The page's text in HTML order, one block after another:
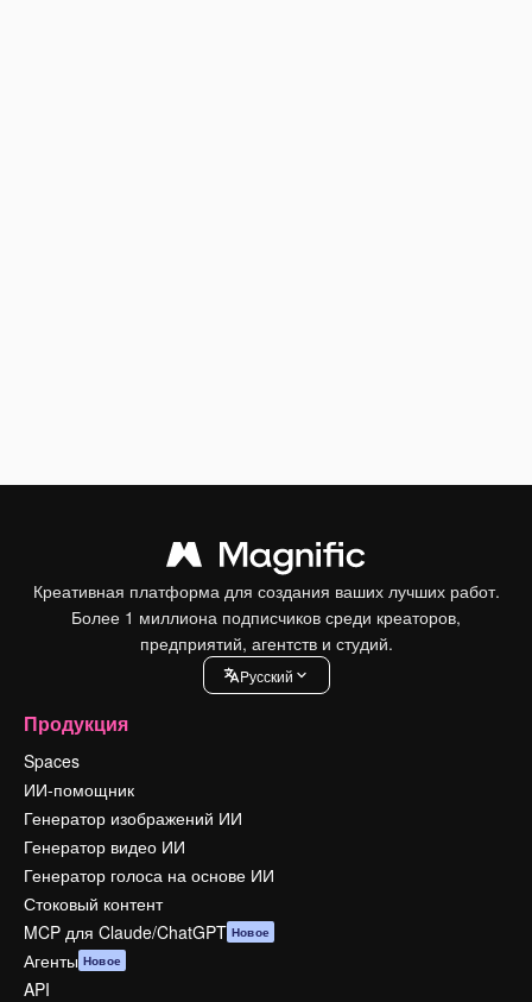
Креативная платформа для создания ваших лучших работ.
Более 1 миллиона подписчиков среди креаторов,
предприятий, агентств и студий.
Pусский
Продукция
Spaces
ИИ-помощник
Генератор изображений ИИ
Генератор видео ИИ
Генератор голоса на основе ИИ
Стоковый контент
MCP для Claude/ChatGPT Новое
Агенты Новое
API